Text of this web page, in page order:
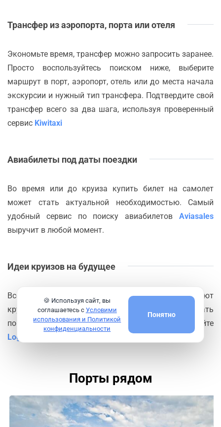
Трансфер из аэропорта, порта или отеля
Экономьте время, трансфер можно запросить заранее.
Просто воспользуйтесь поиском ниже, выберите
маршрут в порт, аэропорт, отель или до места начала
экскурсии и нужный тип трансфера. Подтвердите свой
трансфер всего за два шага, используя проверенный
сервис Kiwitaxi
Авиабилеты под даты поездки
Во время или до круиза купить билет на самолет
может стать актуальной необходимостью. Самый
удобный сервис по поиску авиабилетов Aviasales
выручит в любой момент.
Идеи круизов на будущее
Всегда можно проверить какие маршруты предлагают
круизные компании из порта
или сделать
поиск круизов по нужным критериям на сайте
Logitravel
Порты рядом
🍪 Используя сайт, вы
соглашаетесь с Условими
использования и Политикой
конфиденциальности
Понятно